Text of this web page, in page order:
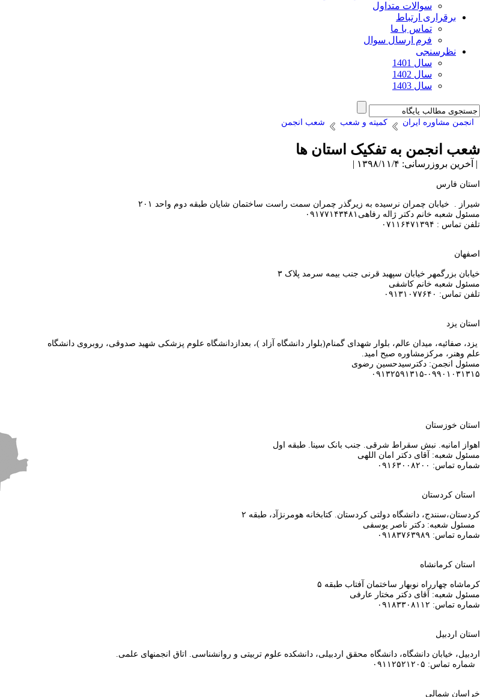
سوالات متداول
برقراری ارتباط
تماس با ما
فرم ارسال سوال
نظرسنجی
سال 1401
سال 1402
سال 1403
انجمن مشاوره ایران کمیته و شعب شعب انجمن
شعب انجمن به تفکیک استان ها
| آخرین بروزرسانی: ۱۳۹۸/۱۱/۴ |
استان فارس
شیراز . خیابان چمران نرسیده به زیرگذر چمران سمت راست ساختمان شایان طبقه دوم واحد ۲۰۱
مسئول شعبه خانم دکتر ژاله رفاهی۰۹۱۷۷۱۴۳۴۸۱
تلفن تماس : ۰۷۱۱۶۴۷۱۳۹۴
اصفهان
خیابان بزرگمهر خیابان سپهبد قرنی جنب بیمه سرمد پلاک ۳
مسئول شعبه خانم کاشفی
تلفن تماس: ۰۹۱۳۱۰۷۷۶۴۰
استان یزد
یزد، صفائیه، میدان عالم، بلوار شهدای گمنام(بلوار دانشگاه آزاد )، بعدازدانشگاه علوم پزشکی شهید صدوقی، روبروی دانشگاه
علم وهنر، مرکزمشاوره صبح امید.
مسئول انجمن: دکترسیدحسین رضوی
۰۹۱۳۲۵۹۱۳۱۵-۰۹۹۰۱۰۳۱۳۱۵
استان خوزستان
اهواز امانیه. نبش سقراط شرقی. جنب بانک سینا. طبقه اول
مسئول شعبه: آقای دکتر امان اللهی
شماره تماس: ۰۹۱۶۳۰۰۸۲۰۰
استان کردستان
کردستان،سنندج، دانشگاه دولتی کردستان. کتابخانه هومرنژآد، طبقه ۲
مسئول شعبه: دکتر ناصر یوسفی
شماره تماس: ۰۹۱۸۳۷۶۳۹۸۹
استان کرمانشاه
کرماشاه چهارراه نوبهار ساختمان آفتاب طبقه ۵
مسئول شعبه: آقای دکتر مختار عارفی
شماره تماس: ۰۹۱۸۳۳۰۸۱۱۲
استان اردبیل
اردبیل، خیابان دانشگاه، دانشگاه محقق اردبیلی، دانشکده علوم تربیتی و روانشناسی. اتاق انجمنهای علمی.
شماره تماس: ۰۹۱۱۲۵۲۱۲۰۵
خراسان شمالی